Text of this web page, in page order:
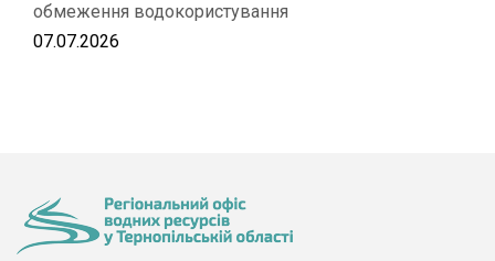
обмеження водокористування
07.07.2026